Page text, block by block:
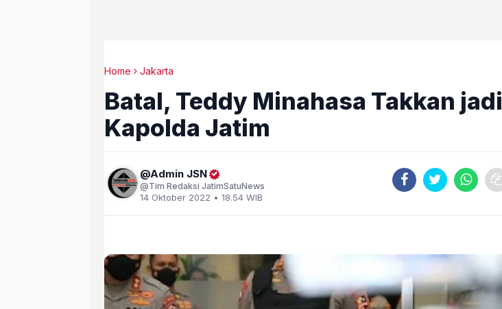
Home Jakarta
Batal, Teddy Minahasa Takkan jadi
Kapolda Jatim
Admin JSN
Tim Redaksi JatimSatuNews
14 Oktober 2022 • 18.54 WIB